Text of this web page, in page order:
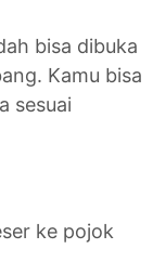
bisa dibuka
Kamu bisa
sesuai
ke pojok